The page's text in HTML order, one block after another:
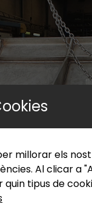
millorar els
Al clicar a
quin tipus de